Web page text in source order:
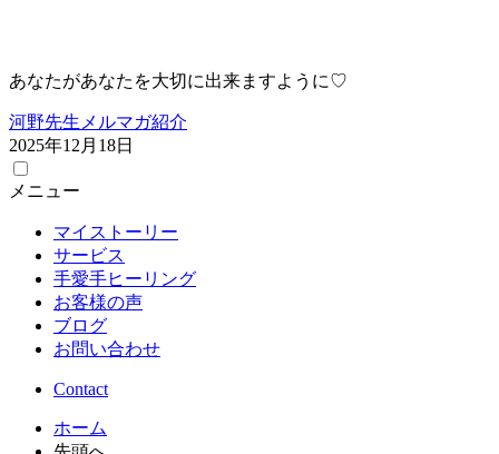
あなたがあなたを大切に出来ますように♡
河野先生メルマガ紹介
2025年12月18日
メニュー
マイストーリー
サービス
手愛手ヒーリング
お客様の声
ブログ
お問い合わせ
Contact
ホーム